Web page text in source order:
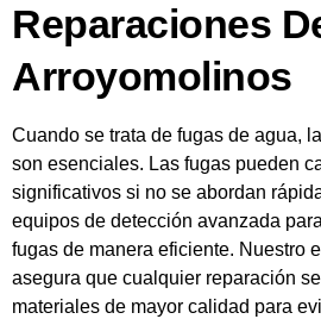
Reparaciones
Arroyomolinos
Cuando se trata de fugas de agua,
son esenciales. Las fugas pueden
significativos si no se abordan
equipos de detección avanzada
fugas de manera eficiente. Nuestro
asegura que cualquier reparación
materiales de mayor calidad para